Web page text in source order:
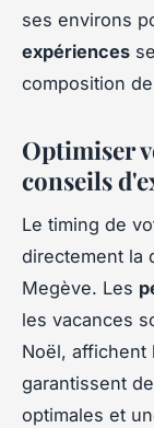
ses environs
expériences
composition
Optimiser
conseils
Le timing de
directement la
Megève. Les
les vacances
Noël, affichent
garantissent
optimales et